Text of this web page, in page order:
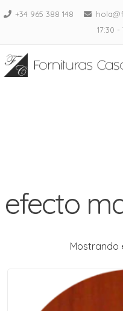
Saltar+34 965 388 148
17:30 -
efecto
Mostrando